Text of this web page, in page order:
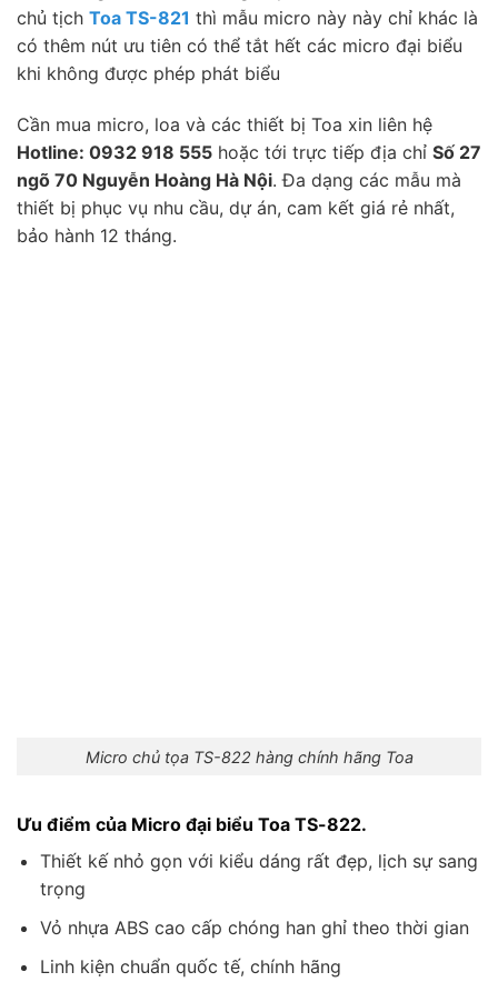
chủ tịch Toa TS-821 thì mẫu micro này này chỉ khác là
có thêm nút ưu tiên có thể tắt hết các micro đại biểu
khi không được phép phát biểu
Cần mua micro, loa và các thiết bị Toa xin liên hệ
Hotline: 0932 918 555 hoặc tới trực tiếp địa chỉ Số 27
ngõ 70 Nguyễn Hoàng Hà Nội. Đa dạng các mẫu mà
thiết bị phục vụ nhu cầu, dự án, cam kết giá rẻ nhất,
bảo hành 12 tháng.
Micro chủ tọa TS-822 hàng chính hãng Toa
Ưu điểm của Micro đại biểu Toa TS-822.
Thiết kế nhỏ gọn với kiểu dáng rất đẹp, lịch sự sang
trọng
Vỏ nhựa ABS cao cấp chóng han ghỉ theo thời gian
Linh kiện chuẩn quốc tế, chính hãng